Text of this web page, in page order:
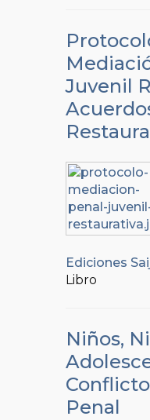
Juvenil
Ediciones
Libro
Niños,
Penal